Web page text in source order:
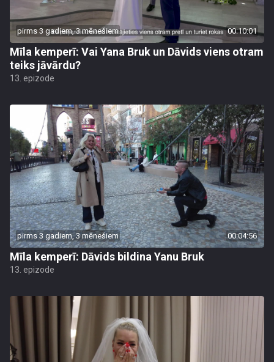
pirms 3 gadiem, 3 mēnešiem 00:10:01
Mīla kemperī: Vai Yana Bruk un Dāvids viens otram
teiks jāvārdu?
13. epizode
pirms 3 gadiem, 3 mēnešiem 00:04:56
Mīla kemperī: Dāvids bildina Yanu Bruk
13. epizode